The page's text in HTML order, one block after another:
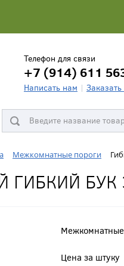
Телефон для связи
+7 (914) 611
Написать нам
Межкомнатные пороги
БУК
Цена за штуку